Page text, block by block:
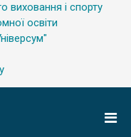
виховання і спорту
освіти